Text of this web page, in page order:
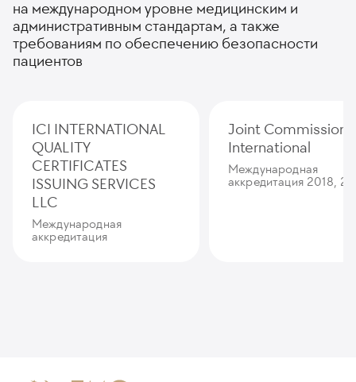
на международном уровне медицинским и
административным стандартам, а также
требованиям по обеспечению безопасности
пациентов
ICI INTERNATIONAL
QUALITY
CERTIFICATES
ISSUING SERVICES
LLC
Международная
аккредитация
Joint Commission
International
Международная
аккредитация 2018,